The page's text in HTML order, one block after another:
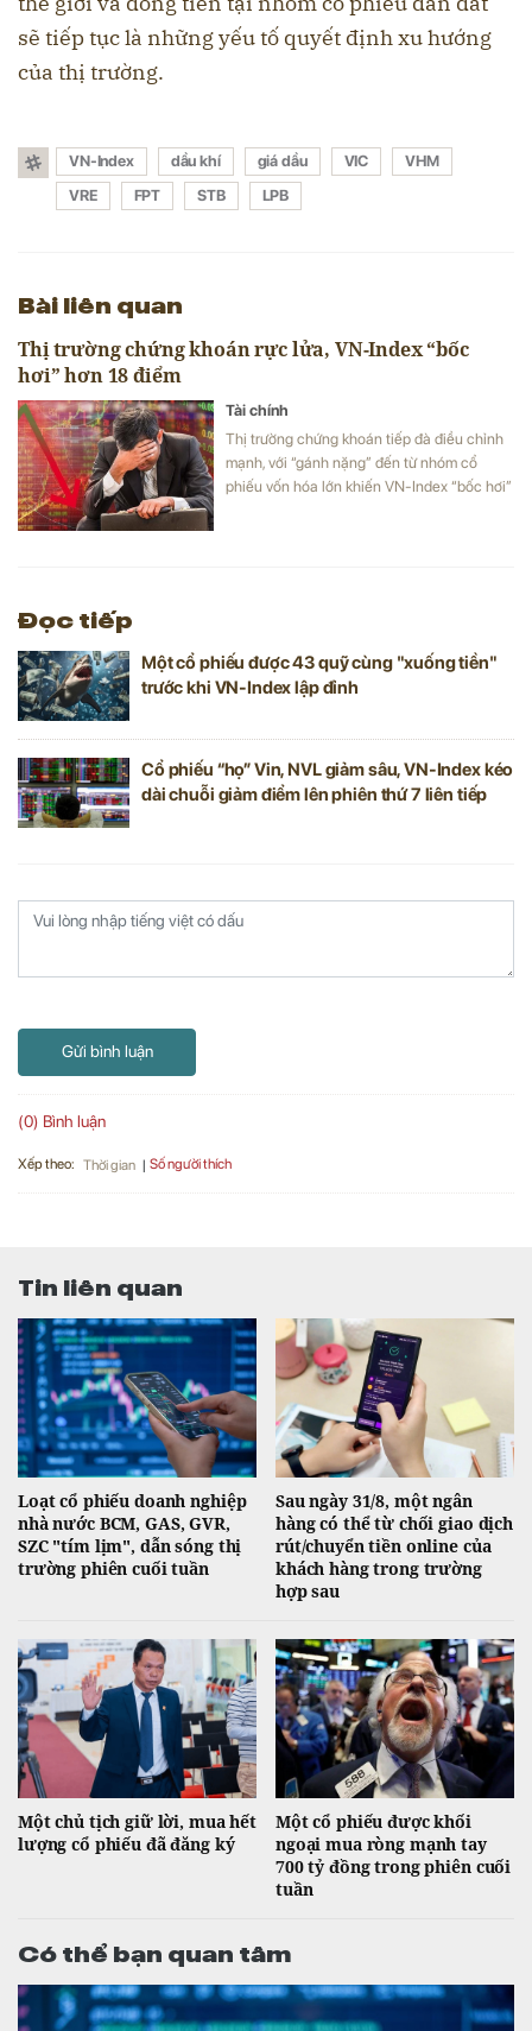
sẽ tiếp tục là những yếu tố quyết định xu hướng
của thị trường.
VN-Index dầu khí giá dầu VIC
VHM
VRE
FPT STB LPB
Bài liên quan
Thị trường chứng khoán rực lửa, VN-Index “bốc
hơi” hơn 18 điểm
Tài chính
Thị trường chứng khoán tiếp đà điều chỉnh
mạnh, với “gánh nặng” đến từ nhóm cổ
phiếu vốn hóa lớn khiến VN-Index “bốc hơi”
Đọc tiếp
Một cổ phiếu được 43 quỹ cùng "xuống tiền"
trước khi VN-Index lập đỉnh
Cổ phiếu “họ” Vin, NVL giảm sâu, VN-Index kéo
dài chuỗi giảm điểm lên phiên thứ 7 liên tiếp
Gửi bình luận
(0) Bình luận
Xếp theo: Thời gian Số người thích
Tin liên quan
Loạt cổ phiếu doanh nghiệp
nhà nước BCM, GAS, GVR,
SZC "tím lịm", dẫn sóng thị
trường phiên cuối tuần
Sau ngày 31/8, một ngân
hàng có thể từ chối giao dịch
rút/chuyển tiền online của
khách hàng trong trường
hợp sau
Một chủ tịch giữ lời, mua hết
lượng cổ phiếu đã đăng ký
Một cổ phiếu được khối
ngoại mua ròng mạnh tay
700 tỷ đồng trong phiên cuối
tuần
Có thể bạn quan tâm